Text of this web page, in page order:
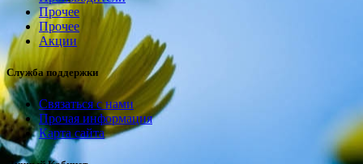
Прочее
Прочее
Акции
Служба поддержки
Связаться с нами
Прочая информация
Карта сайта